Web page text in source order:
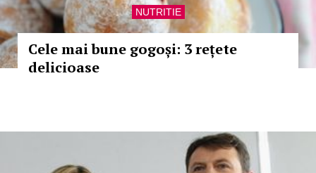
NUTRITIE
Cele mai bune gogoși: 3 rețete
delicioase